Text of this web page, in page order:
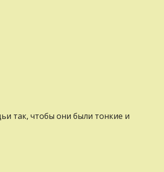
так, чтобы они были тонкие и